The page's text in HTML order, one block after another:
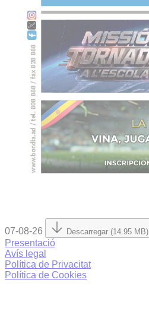
07-08-26 Descarregar (14.95 MB)
Presentació
Avís legal
Política de Privacitat
Política de Cookies